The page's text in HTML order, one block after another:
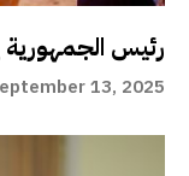
رئيس
13, 2025